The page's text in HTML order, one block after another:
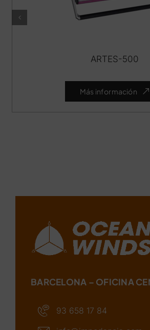
ARTES-500
Más información
BARCELONA – OFICINA
93 658 17 84